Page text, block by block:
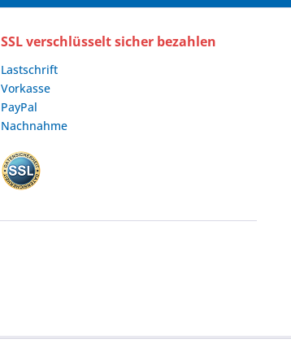
SSL verschlüsselt sicher bezahlen
Lastschrift
Vorkasse
PayPal
Nachnahme